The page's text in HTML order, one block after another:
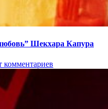
Шекхара Капура
комментариев